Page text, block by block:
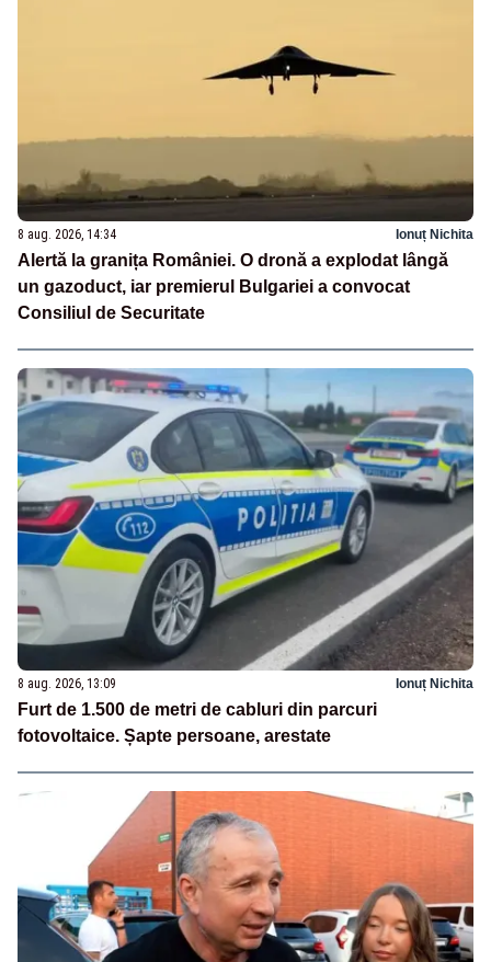
8 aug. 2026, 14:34 Ionuț Nichita
Alertă la granița României. O dronă a explodat lângă
un gazoduct, iar premierul Bulgariei a convocat
Consiliul de Securitate
8 aug. 2026, 13:09 Ionuț Nichita
Furt de 1.500 de metri de cabluri din parcuri
fotovoltaice. Șapte persoane, arestate